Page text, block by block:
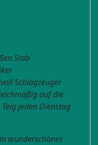
Stab
Schlagzeuger
auf die
jeden Dienstag
wunderschönes